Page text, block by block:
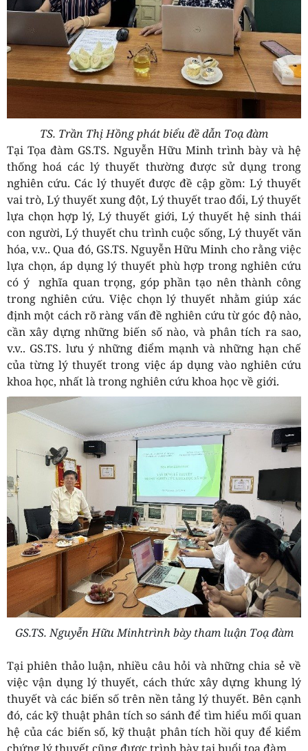
TS. Trần Thị Hồngphát biểu đề dẫn Toạ đàm
Tại Tọa đàm GS.TS. Nguyễn Hữu Minh trình bày và hệ
thống hoá các lý thuyết thường được sử dụng trong
nghiên cứu. Các lý thuyết được đề cập gồm: Lý thuyết
vai trò, Lý thuyết xung đột, Lý thuyết trao đổi, Lý thuyết
lựa chọn hợp lý, Lý thuyết giới, Lý thuyết hệ sinh thái
con người, Lý thuyết chu trình cuộc sống, Lý thuyết văn
hóa, v.v.. Qua đó, GS.TS. Nguyễn Hữu Minh cho rằng việc
lựa chọn, áp dụng lý thuyết phù hợp trong nghiên cứu
có ý nghĩa quan trọng, góp phần tạo nên thành công
trong nghiên cứu. Việc chọn lý thuyết nhằm giúp xác
định một cách rõ ràng vấn đề nghiên cứu từ góc độ nào,
cần xây dựng những biến số nào, và phân tích ra sao,
v.v.. GS.TS. lưu ý những điểm mạnh và những hạn chế
của từng lý thuyết trong việc áp dụng vào nghiên cứu
khoa học, nhất là trong nghiên cứu khoa học về giới.
GS.TS. Nguyễn Hữu Minhtrình bày tham luận Toạ đàm
Tại phiên thảo luận, nhiều câu hỏi và những chia sẻ về
việc vận dụng lý thuyết, cách thức xây dựng khung lý
thuyết và các biến số trên nền tảng lý thuyết. Bên cạnh
đó, các kỹ thuật phân tích so sánh để tìm hiểu mối quan
hệ của các biến số, kỹ thuật phân tích hồi quy để kiểm